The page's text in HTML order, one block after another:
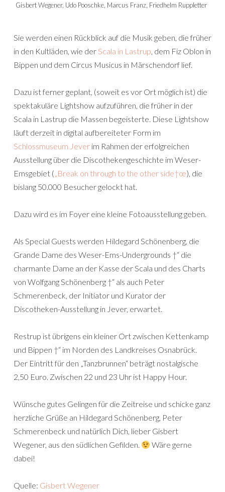
Gisbert Wegener, Udo Pooschke, Marcus Franz, Friedhelm Ruppletter
Sie werden einen Rückblick auf die Musik geben, die früher
in den Kultläden, wie derScala in Lastrup, dem Fiz Oblon in
Bippen und dem Circus Musicus in Märschendorf lief.
Dazu ist ferner geplant, (soweit es vor Ort möglich ist) die
spektakuläre Lightshow aufzuführen, die früher in der
Scala in Lastrup die Massen begeisterte. Diese Lightshow
läuft derzeit in digital aufbereiteter Form im
Schlossmuseum Jever im Rahmen der erfolgreichen
Ausstellung über die Discothekengeschichte im Weser-
Emsgebiet („Break on through to the other side†œ), die
bislang 50.000 Besucher gelockt hat.
Dazu wird es im Foyer eine kleine Fotoausstellung geben.
Als Special Guests werden Hildegard Schönenberg, die
Grande Dame des Weser-Ems-Undergrounds †“ die
charmante Dame an der Kasse der Scala und des Charts
von Wolfgang Schönenberg †“ als auch Peter
Schmerenbeck, der Initiator und Kurator der
Discotheken-Ausstellung in Jever, erwartet.
Restrup ist übrigens ein kleiner Ort zwischen Kettenkamp
und Bippen †“ im Norden des Landkreises Osnabrück.
Der Eintritt für den „Tanzbrunnen“ beträgt nostalgische
2,50 Euro. Zwischen 22 und 23 Uhr ist Happy Hour.
Wünsche gutes Gelingen für die Zeitreise und schicke ganz
herzliche Grüße an Hildegard Schönenberg, Peter
Schmerenbeck und natürlich Dich, lieber Gisbert
Wegener, aus den südlichen Gefilden.
Wäre gerne
dabei!
Quelle: Gisbert Wegener